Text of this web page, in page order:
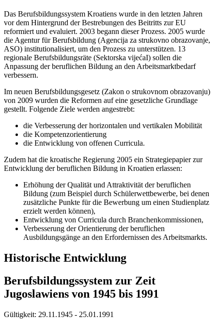
Das Berufsbildungssystem Kroatiens wurde in den letzten Jahren
vor dem Hintergrund der Bestrebungen des Beitritts zur EU
reformiert und evaluiert. 2003 begann dieser Prozess. 2005 wurde
die Agentur für Berufsbildung (Agencija za strukovno obrazovanje,
ASO) institutionalisiert, um den Prozess zu unterstützen. 13
regionale Berufsbildungsräte (Sektorska vijećaI) sollen die
Anpassung der beruflichen Bildung an den Arbeitsmarktbedarf
verbessern.
Im neuen Berufsbildungsgesetz (Zakon o strukovnom obrazovanju)
von 2009 wurden die Reformen auf eine gesetzliche Grundlage
gestellt. Folgende Ziele werden angestrebt:
die Verbesserung der horizontalen und vertikalen Mobilität
die Kompetenzorientierung
die Entwicklung von offenen Curricula.
Zudem hat die kroatische Regierung 2005 ein Strategiepapier zur
Entwicklung der beruflichen Bildung in Kroatien erlassen:
Erhöhung der Qualität und Attraktivität der beruflichen
Bildung (zum Beispiel durch Schülerwettbewerbe, bei denen
zusätzliche Punkte für die Bewerbung um einen Studienplatz
erzielt werden können),
Entwicklung von Curricula durch Branchenkommissionen,
Verbesserung der Orientierung der beruflichen
Ausbildungsgänge an den Erfordernissen des Arbeitsmarkts.
Historische Entwicklung
Berufsbildungssystem zur Zeit
Jugoslawiens von 1945 bis 1991
Gültigkeit: 29.11.1945 - 25.01.1991